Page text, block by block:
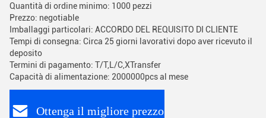
Quantità di ordine minimo: 1000 pezzi
Prezzo: negotiable
Imballaggi particolari: ACCORDO DEL REQUISITO DI CLIENTE
Tempi di consegna: Circa 25 giorni lavorativi dopo aver ricevuto il
deposito
Termini di pagamento: T/T,L/C,XTransfer
Capacità di alimentazione: 2000000pcs al mese
Ottenga il migliore prezzo